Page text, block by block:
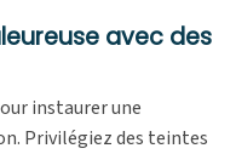
avec des
instaurer une
Privilégiez des teintes